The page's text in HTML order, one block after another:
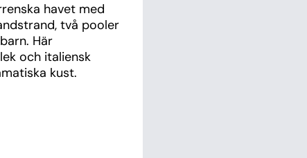
havet med
två pooler
Här
och italiensk
kust.